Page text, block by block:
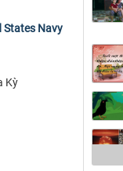
States Navy
Kỳ